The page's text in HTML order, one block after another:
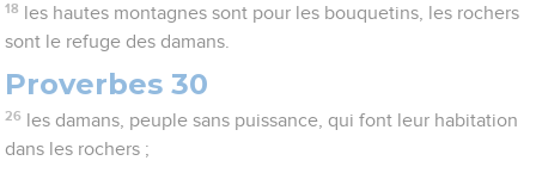
18
les hautes montagnes sont pour les bouquetins, les rochers
sont le refuge des damans.
Proverbes 30
26
les damans, peuple sans puissance, qui font leur habitation
dans les rochers ;